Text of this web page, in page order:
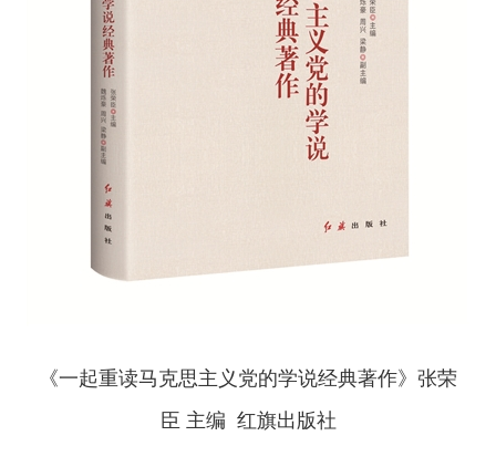
《一起重读马克思主义党的学说经典著作》 张荣
臣 主编 红旗出版社